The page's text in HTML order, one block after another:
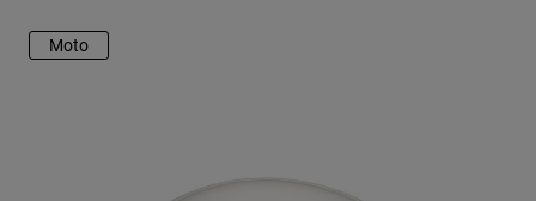
Entdecken Moto
Moto